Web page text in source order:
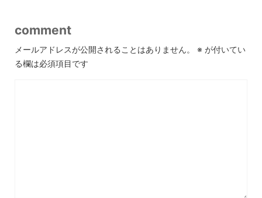
comment
メールアドレスが公開されることはありません。 ※ が付いてい
る欄は必須項目です